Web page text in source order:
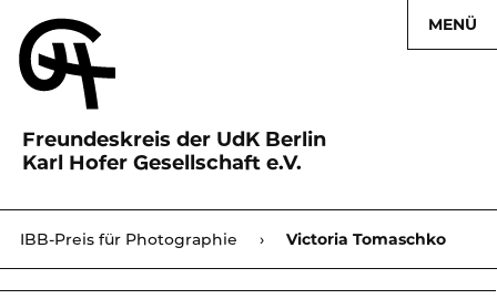
Freundeskreis der UdK Berlin
Karl Hofer Gesellschaft e.V.
MENÜ
Karl Hofer Gesellschaft ›
IBB-Preis für Photographie › Victoria Tomaschko